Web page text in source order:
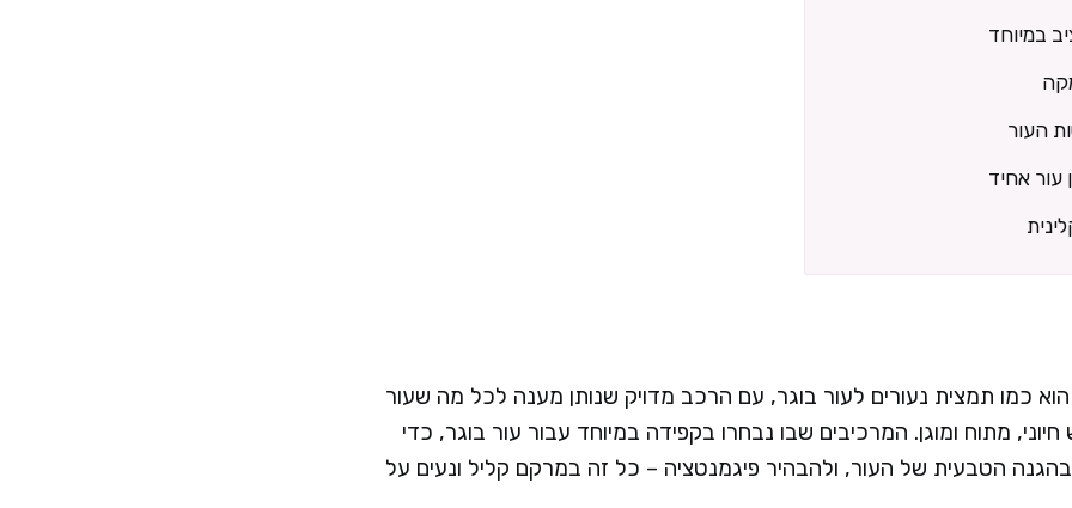
העור
עור אחיד
כמו תמצית נעורים לעור בוגר, עם הרכב מדויק שנותן מענה לכל מה שעור
מתוח ומוגן. המרכיבים שבו נבחרו בקפידה במיוחד עבור עור בוגר, כדי
הטבעית של העור, ולהבהיר פיגמנטציה – כל זה במרקם קליל ונעים על